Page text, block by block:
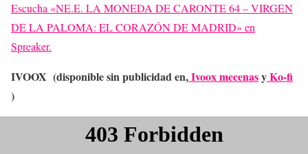
Escucha «NE.E. LA MONEDA DE CARONTE 64 – VIRGEN
DE LA PALOMA: EL CORAZÓN DE MADRID» en
Spreaker.
IVOOX (disponible sin publicidad en,Ivoox mecenasyKo-fi
)